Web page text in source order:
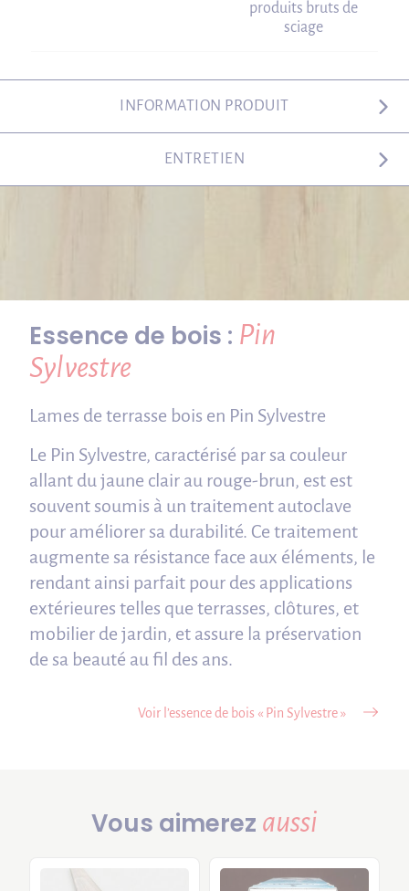
produits bruts de
sciage
INFORMATION PRODUIT
ENTRETIEN
Essence de bois : Pin
Sylvestre
Lames de terrasse bois en Pin Sylvestre
Le Pin Sylvestre, caractérisé par sa couleur
allant du jaune clair au rouge-brun, est est
souvent soumis à un traitement autoclave
pour améliorer sa durabilité. Ce traitement
augmente sa résistance face aux éléments, le
rendant ainsi parfait pour des applications
extérieures telles que terrasses, clôtures, et
mobilier de jardin, et assure la préservation
de sa beauté au fil des ans.
Voir l’essence de bois « Pin Sylvestre »
Vous aimerez aussi